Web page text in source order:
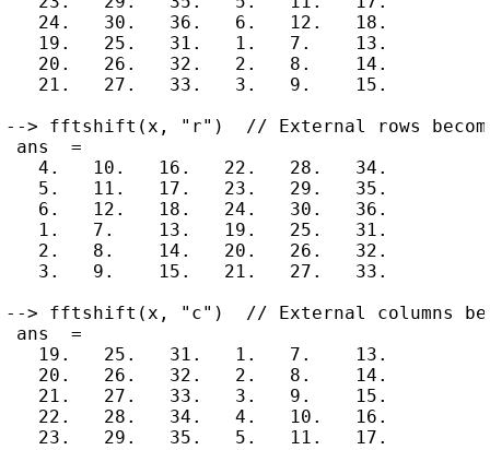
   24.   30.   36.   6.   12.   18.
   19.   25.   31.   1.   7.    13.
   20.   26.   32.   2.   8.    14.
   21.   27.   33.   3.   9.    15.
--> fftshift(x, "r")  // External rows become
ans  =
   4.   10.   16.   22.   28.   34.
   5.   11.   17.   23.   29.   35.
   6.   12.   18.   24.   30.   36.
   1.   7.    13.   19.   25.   31.
   2.   8.    14.   20.   26.   32.
   3.   9.    15.   21.   27.   33.
--> fftshift(x, "c")  // External columns
ans  =
   19.   25.   31.   1.   7.    13.
   20.   26.   32.   2.   8.    14.
   21.   27.   33.   3.   9.    15.
   22.   28.   34.   4.   10.   16.
   23.   29.   35.   5.   11.   17.